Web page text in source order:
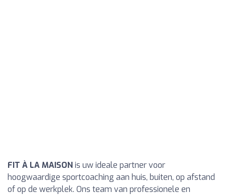
FIT À LA MAISONis uw ideale partner voor
hoogwaardige sportcoaching aan huis, buiten, op afstand
of op de werkplek. Ons team van professionele en